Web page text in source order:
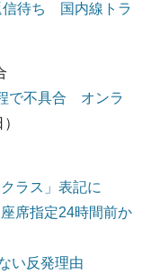
信待ち 国内線トラ
で不具合 オンラ
ラス」表記に
席指定24時間前か
い反発理由